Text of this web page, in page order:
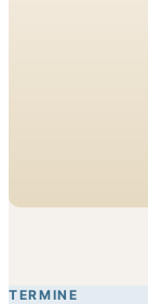
TERMINE